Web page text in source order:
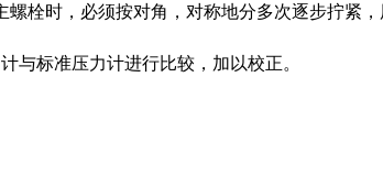
栓时，必须按对角，对称地分多次逐步拧紧
与标准压力计进行比较，加以校正。